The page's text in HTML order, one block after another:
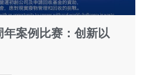
年案例比赛：创新以